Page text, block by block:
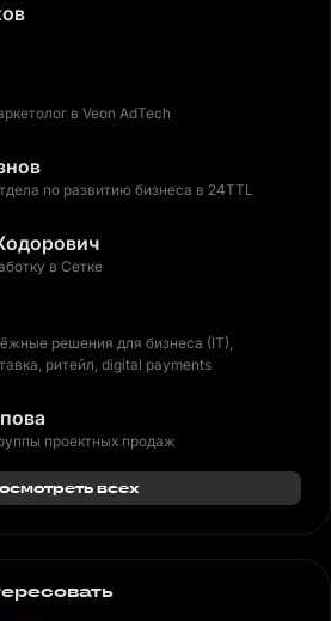
в Veon AdTech
по развитию бизнеса в 24TTL
в Сетке
решения для бизнеса (IT),
ритейл, digital payments
проектных продаж
всех